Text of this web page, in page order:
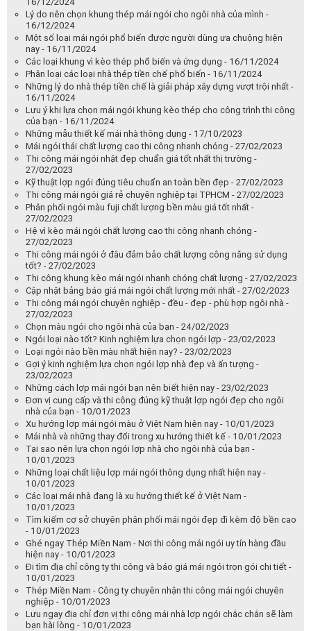
Lý do nên chọn khung thép mái ngói cho ngôi nhà của mình -
16/12/2024
Một số loại mái ngói phổ biến được người dùng ưa chuộng hiện
nay - 16/11/2024
Các loại khung vì kèo thép phổ biến và ứng dụng - 16/11/2024
Phân loại các loại nhà thép tiền chế phổ biến - 16/11/2024
Những lý do nhà thép tiền chế là giải pháp xây dựng vượt trội nhất -
16/11/2024
Lưu ý khi lựa chọn mái ngói khung kèo thép cho công trình thi công
của bạn - 16/11/2024
Những mẫu thiết kế mái nhà thông dụng - 17/10/2023
Mái ngói thái chất lượng cao thi công nhanh chóng - 27/02/2023
Thi công mái ngói nhật đẹp chuẩn giá tốt nhất thị trường -
27/02/2023
Kỹ thuật lợp ngói đúng tiêu chuẩn an toàn bền đẹp - 27/02/2023
Thi công mái ngói giá rẻ chuyên nghiệp tại TPHCM - 27/02/2023
Phân phối ngói màu fuji chất lượng bền màu giá tốt nhất -
27/02/2023
Hệ vì kèo mái ngói chất lượng cao thi công nhanh chóng -
27/02/2023
Thi công mái ngói ở đâu đảm bảo chất lượng công năng sử dụng
tốt? - 27/02/2023
Thi công khung kèo mái ngói nhanh chóng chất lượng - 27/02/2023
Cập nhật bảng báo giá mái ngói chất lượng mới nhất - 27/02/2023
Thi công mái ngói chuyên nghiệp - đều - đẹp - phù hợp ngôi nhà -
27/02/2023
Chọn màu ngói cho ngôi nhà của bạn - 24/02/2023
Ngói loại nào tốt? Kinh nghiệm lựa chọn ngói lợp - 23/02/2023
Loại ngói nào bền màu nhất hiện nay? - 23/02/2023
Gợi ý kinh nghiệm lựa chọn ngói lợp nhà đẹp và ấn tượng -
23/02/2023
Những cách lợp mái ngói bạn nên biết hiện nay - 23/02/2023
Đơn vị cung cấp và thi công đúng kỹ thuật lợp ngói đẹp cho ngôi
nhà của bạn - 10/01/2023
Xu hướng lợp mái ngói màu ở Việt Nam hiện nay - 10/01/2023
Mái nhà và những thay đổi trong xu hướng thiết kế - 10/01/2023
Tại sao nên lựa chọn ngói lợp nhà cho ngôi nhà của bạn -
10/01/2023
Những loại chất liệu lợp mái ngói thông dụng nhất hiện nay -
10/01/2023
Các loại mái nhà đang là xu hướng thiết kế ở Việt Nam -
10/01/2023
Tìm kiếm cơ sở chuyên phân phối mái ngói đẹp đi kèm độ bền cao
- 10/01/2023
Ghé ngay Thép Miền Nam - Nơi thi công mái ngói uy tín hàng đầu
hiện nay - 10/01/2023
Đi tìm địa chỉ công ty thi công và báo giá mái ngói trọn gói chi tiết -
10/01/2023
Thép Miền Nam - Công ty chuyên nhận thi công mái ngói chuyên
nghiệp - 10/01/2023
Lưu ngay địa chỉ đơn vị thi công mái nhà lợp ngói chắc chắn sẽ làm
bạn hài lòng - 10/01/2023